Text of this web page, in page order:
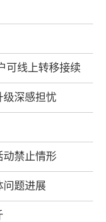
可线上转移接续
级深感担忧
动禁止情形
问题进展